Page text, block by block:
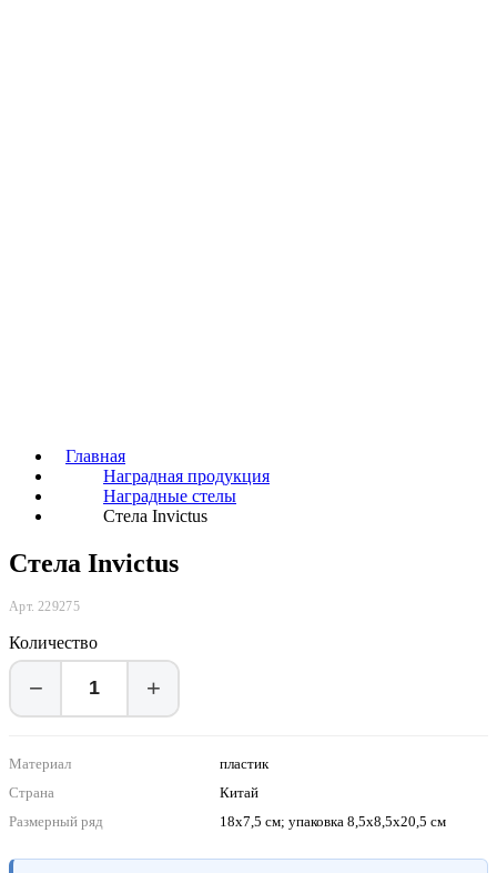
Главная
Наградная продукция
Наградные стелы
Стела Invictus
Стела Invictus
Арт. 229275
Количество
− +
Материал
пластик
Страна
Китай
Размерный ряд
18x7,5 см; упаковка 8,5x8,5x20,5 см